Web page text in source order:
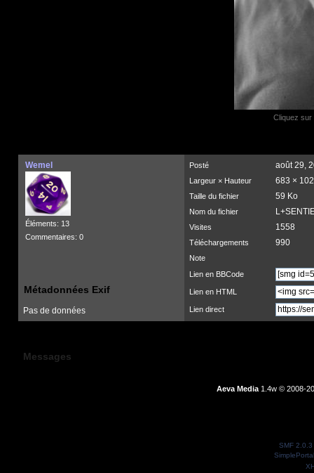
Cliquez sur
Wemel
Éléments: 13
Commentaires: 0
Posté août 29,
Largeur × Hauteur 683 ×
Taille du fichier 59 Ko
Nom du fichier
Visites 1558
Téléchargements 990
Note
Lien en BBCode
Lien en HTML
Lien direct
Métadonnées Exif
Pas de données
Messages
Aeva Media 1.4w © 2008-
SMF 2.0.3